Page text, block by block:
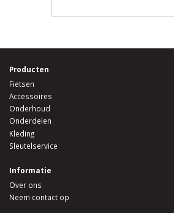
Producten
Fietsen
Accessoires
Onderhoud
Onderdelen
Kleding
Sleutelservice
Informatie
Over ons
Neem contact op